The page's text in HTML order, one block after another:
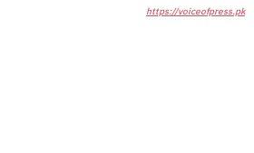
https://voiceofpress.pk